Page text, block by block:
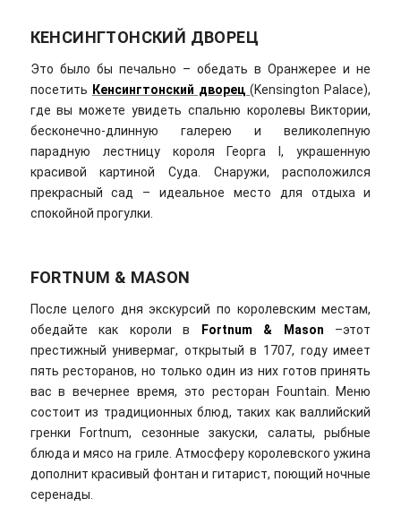
КЕНСИНГТОНСКИЙ ДВОРЕЦ
Это было бы печально – обедать в Оранжерее и не
посетить Кенсингтонский дворец(Kensington Palace),
где вы можете увидеть спальню королевы Виктории,
бесконечно-длинную галерею и великолепную
парадную лестницу короля Георга I, украшенную
красивой картиной Суда. Снаружи, расположился
прекрасный сад – идеальное место для отдыха и
спокойной прогулки.
FORTNUM & MASON
После целого дня экскурсий по королевским местам,
обедайте как короли в
Fortnum & Mason –этот
престижный универмаг, открытый в 1707, году имеет
пять ресторанов, но только один из них готов принять
вас в вечернее время, это ресторан Fountain. Меню
состоит из традиционных блюд, таких как валлийский
гренки Fortnum, сезонные закуски, салаты, рыбные
блюда и мясо на гриле. Атмосферу королевского ужина
дополнит красивый фонтан и гитарист, поющий ночные
серенады.